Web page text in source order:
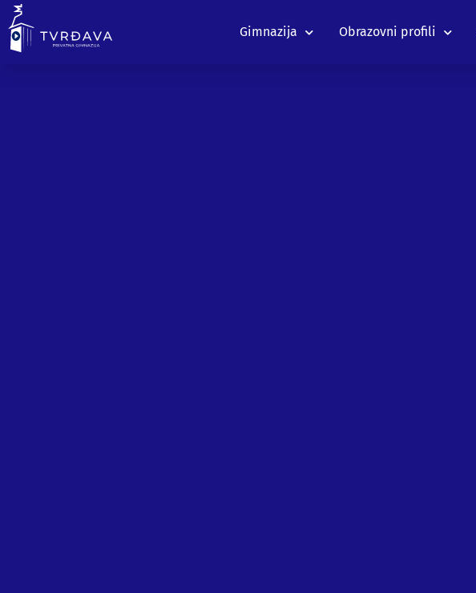
Gimnazija Obrazovni profili